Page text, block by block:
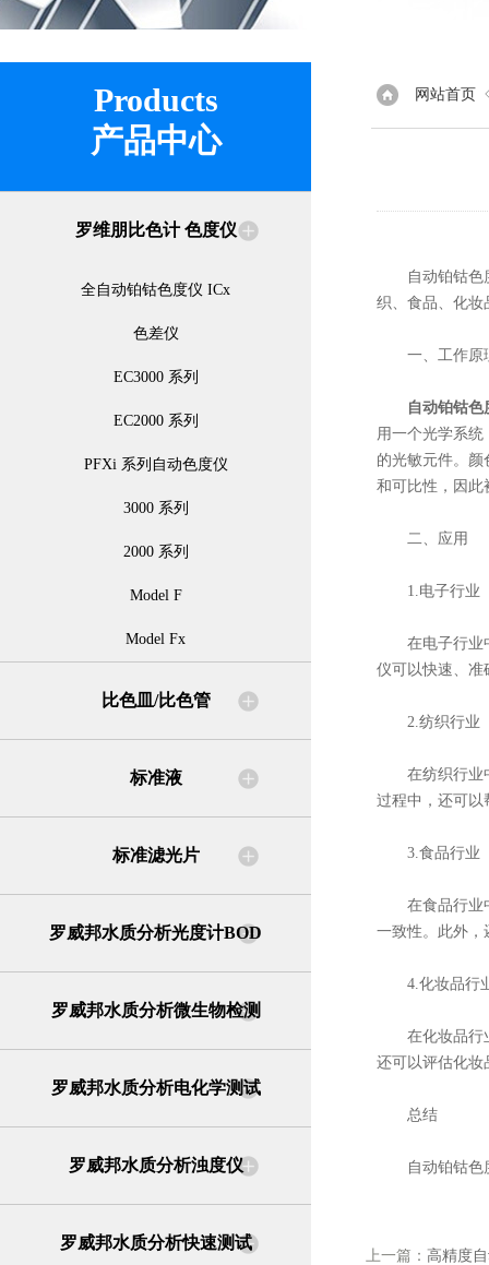
Products
产品中心
罗维朋比色计 色度仪
全自动铂钴色度仪 ICx
色差仪
EC3000 系列
EC2000 系列
PFXi 系列自动色度仪
3000 系列
2000 系列
Model F
Model Fx
比色皿/比色管
标准液
标准滤光片
罗威邦水质分析光度计BOD
罗威邦水质分析微生物检测
罗威邦水质分析电化学测试
罗威邦水质分析浊度仪
罗威邦水质分析快速测试
网站首页
自动铂钴色度
织、食品、化妆
一、工作原
自动铂钴色
用一个光学系
的光敏元件。
和可比性，因此
二、应用
1.电子行业
在电子行业中
仪可以快速、准
2.纺织行业
在纺织行业中
过程中，还可以
3.食品行业
在食品行业中
一致性。此外，
4.化妆品行
在化妆品行业
还可以评估化妆
总结
自动铂钴色度
上一篇： 高精度